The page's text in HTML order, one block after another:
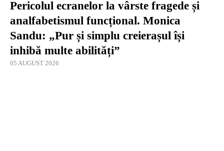
Pericolul ecranelor la vârste fragede și
analfabetismul funcțional. Monica
Sandu: „Pur și simplu creierașul își
inhibă multe abilități”
05 AUGUST 2026